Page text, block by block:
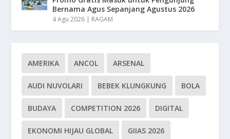
Bernama Agus Sepanjang Agustus 2026
4 Agu 2026 | RAGAM
AMERIKA ANCOL ARSENAL
AUDI NUVOLARI BEBEK KLUNGKUNG BOLA
BUDAYA COMPETITION 2026 DIGITAL
EKONOMI HIJAU GLOBAL GIIAS 2026